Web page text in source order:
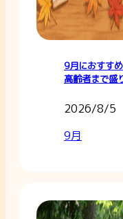
9月におすす
高齢者まで盛
2026/8/5
9月